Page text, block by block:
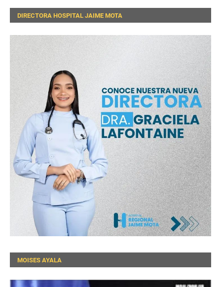
DIRECTORA HOSPITAL JAIME MOTA
MOISES AYALA